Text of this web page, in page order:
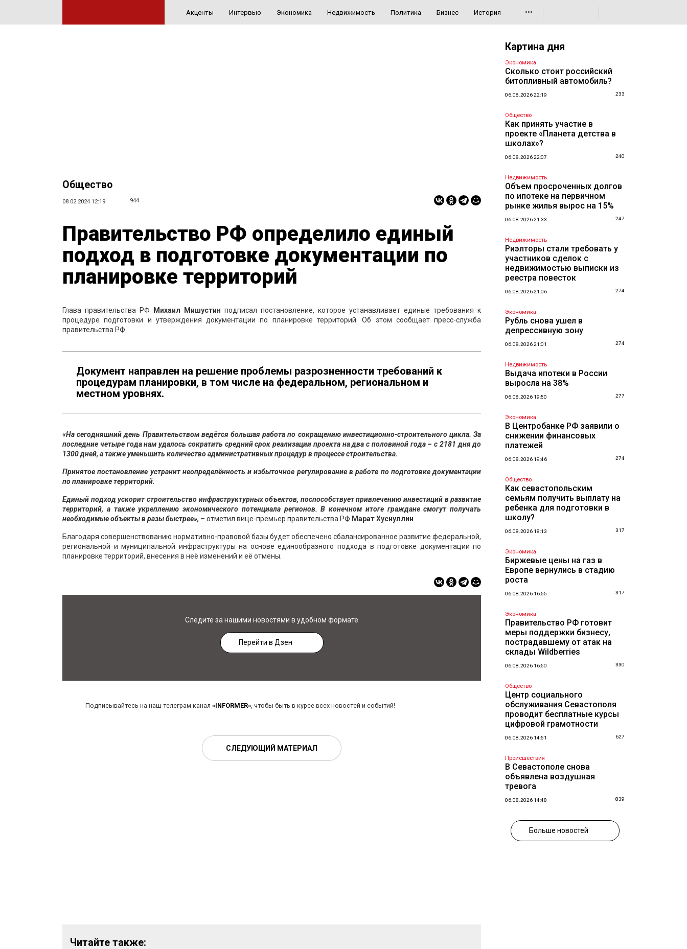
Акценты Интервью Экономика Недвижимость Политика Бизнес История •••
Общество
08.02.2024 12:19 944
Правительство РФ определило единый
подход в подготовке документации по
планировке территорий
Глава правительства РФ Михаил Мишустин подписал постановление, которое устанавливает единые требования к
процедуре подготовки и утверждения документации по планировке территорий. Об этом сообщает пресс-служба
правительства РФ.
Документ направлен на решение проблемы разрозненности требований к
процедурам планировки, в том числе на федеральном, региональном и
местном уровнях.
«Ha сегодняшний день Правительством ведётся большая работа по сокращению инвестиционно-строительного цикла. За
последние четыре года нам удалось сократить средний срок реализации проекта на два с половиной года – с 2181 дня до
1300 дней, а также уменьшить количество административных процедур в процессе строительства.
Принятое постановление устранит неопределённость и избыточное регулирование в работе по подготовке документации
по планировке территорий.
Единый подход ускорит строительство инфраструктурных объектов, поспособствует привлечению инвестиций в развитие
территорий, а также укреплению экономического потенциала регионов. В конечном итоге граждане смогут получать
необходимые объекты в разы быстрее», – отметил вице-премьер правительства РФ Марат Хуснуллин
Благодаря совершенствованию нормативно-правовой базы будет обеспечено сбалансированное развитие федеральной,
региональной и муниципальной инфраструктуры на основе единообразного подхода в подготовке документации по
планировке территорий, внесения в неё изменений и её отмены.
Следите за нашими новостями в удобном формате
Перейти в Дзен
Подписывайтесь на наш телеграм-канал «INFORMER», чтобы быть в курсе всех новостей и событий!
СЛЕДУЮЩИЙ МАТЕРИАЛ
Читайте также:
Картина дня
Экономика
Сколько стоит российский
битопливный автомобиль?
06.08.2026 22:19 233
Общество
Как принять участие в
проекте «Планета детства в
школах»?
06.08.2026 22:07 240
Недвижимость
Объем просроченных долгов
по ипотеке на первичном
рынке жилья вырос на 15%
06.08.2026 21:33 247
Недвижимость
Риэлторы стали требовать у
участников сделок с
недвижимостью выписки из
реестра повесток
06.08.2026 21:06 274
Экономика
Рубль снова ушел в
депрессивную зону
06.08.2026 21:01 274
Недвижимость
Выдача ипотеки в России
выросла на 38%
06.08.2026 19:50 277
Экономика
В Центробанке РФ заявили о
снижении финансовых
платежей
06.08.2026 19:46 274
Общество
Как севастопольским
семьям получить выплату на
ребенка для подготовки в
школу?
06.08.2026 18:13 317
Экономика
Биржевые цены на газ в
Европе вернулись в стадию
роста
06.08.2026 16:55 317
Экономика
Правительство РФ готовит
меры поддержки бизнесу,
пострадавшему от атак на
склады Wildberries
06.08.2026 16:50 330
Общество
Центр социального
обслуживания Севастополя
проводит бесплатные курсы
цифровой грамотности
06.08.2026 14:51 627
Происшествия
В Севастополе снова
объявлена воздушная
тревога
06.08.2026 14:48 839
Больше новостей